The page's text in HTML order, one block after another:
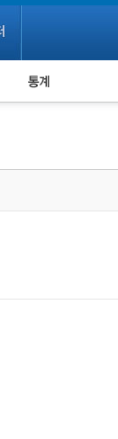
누적 피해사례 통계